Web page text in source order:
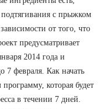
с прыжком
от того, что
предусматривает
2014 года и
7 февраля. Как начать
которая будет
в течении 7 дней.